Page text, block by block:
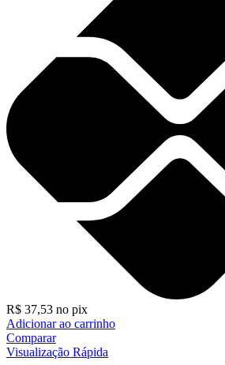
R$ 37,53 no pix
Adicionar ao carrinho
Comparar
Visualização Rápida